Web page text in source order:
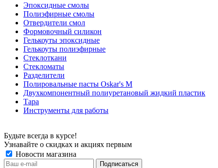
Эпоксидные смолы
Полиэфирные смолы
Отвердители смол
Формовочный силикон
Гелькоуты эпоксидные
Гелькоуты полиэфирные
Стеклоткани
Стекломаты
Разделители
Полировальные пасты Oskar's M
Двухкомпонентный полиуретановый жидкий пластик
Тара
Инструменты для работы
Будьте всегда в курсе!
Узнавайте о скидках и акциях первым
Новости магазина